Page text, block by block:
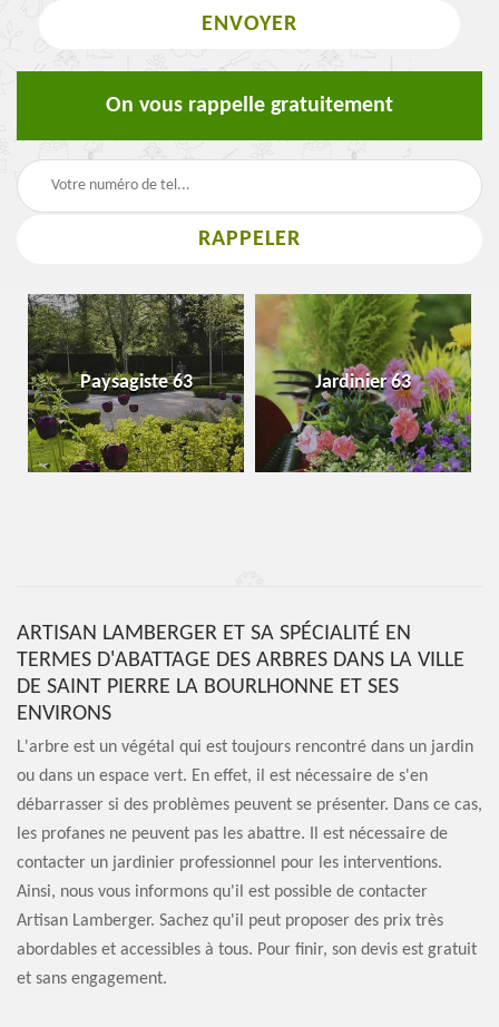
On vous rappelle gratuitement
Paysagiste 63 Jardinier 63
ARTISAN LAMBERGER ET SA SPÉCIALITÉ EN
TERMES D'ABATTAGE DES ARBRES DANS LA VILLE
DE SAINT PIERRE LA BOURLHONNE ET SES
ENVIRONS
L'arbre est un végétal qui est toujours rencontré dans un jardin
ou dans un espace vert. En effet, il est nécessaire de s'en
débarrasser si des problèmes peuvent se présenter. Dans ce cas,
les profanes ne peuvent pas les abattre. Il est nécessaire de
contacter un jardinier professionnel pour les interventions.
Ainsi, nous vous informons qu'il est possible de contacter
Artisan Lamberger. Sachez qu'il peut proposer des prix très
abordables et accessibles à tous. Pour finir, son devis est gratuit
et sans engagement.